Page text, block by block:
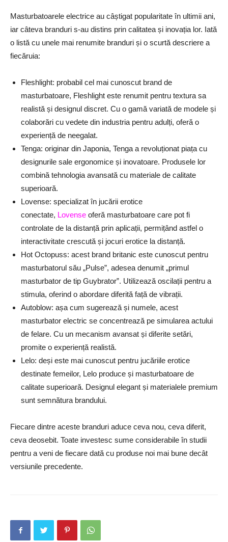
Masturbatoarele electrice au câștigat popularitate în ultimii ani,
iar câteva branduri s-au distins prin calitatea și inovația lor. Iată
o listă cu unele mai renumite branduri și o scurtă descriere a
fiecăruia:
Fleshlight: probabil cel mai cunoscut brand de
masturbatoare, Fleshlight este renumit pentru textura sa
realistă și designul discret. Cu o gamă variată de modele și
colaborări cu vedete din industria pentru adulți, oferă o
experiență de neegalat.
Tenga: originar din Japonia, Tenga a revoluționat piața cu
designurile sale ergonomice și inovatoare. Produsele lor
combină tehnologia avansată cu materiale de calitate
superioară.
Lovense: specializat în jucării erotice
conectate, Lovense oferă masturbatoare care pot fi
controlate de la distanță prin aplicații, permițând astfel o
interactivitate crescută și jocuri erotice la distanță.
Hot Octopuss: acest brand britanic este cunoscut pentru
masturbatorul său „Pulse”, adesea denumit „primul
masturbator de tip Guybrator”. Utilizează oscilații pentru a
stimula, oferind o abordare diferită față de vibrații.
Autoblow: așa cum sugerează și numele, acest
masturbator electric se concentrează pe simularea actului
de felare. Cu un mecanism avansat și diferite setări,
promite o experiență realistă.
Lelo: deși este mai cunoscut pentru jucăriile erotice
destinate femeilor, Lelo produce și masturbatoare de
calitate superioară. Designul elegant și materialele premium
sunt semnătura brandului.
Fiecare dintre aceste branduri aduce ceva nou, ceva diferit,
ceva deosebit. Toate investesc sume considerabile în studii
pentru a veni de fiecare dată cu produse noi mai bune decât
versiunile precedente.